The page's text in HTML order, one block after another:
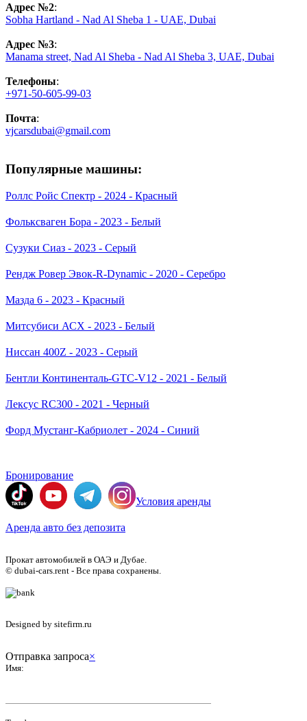
Адрес №2:
Sobha Hartland - Nad Al Sheba 1 - UAE, Dubai
Адрес №3:
Manama street, Nad Al Sheba - Nad Al Sheba 3, UAE, Dubai
Телефоны:
+971-50-605-99-03
Почта:
vjcarsdubai@gmail.com
Популярные машины:
Роллс Ройс Спектр - 2024 - Красный
Фольксваген Бора - 2023 - Белый
Сузуки Сиаз - 2023 - Серый
Рендж Ровер Эвок-R-Dynamic - 2020 - Серебро
Мазда 6 - 2023 - Красный
Митсубиси АСХ - 2023 - Белый
Ниссан 400Z - 2023 - Серый
Бентли Континенталь-GTC-V12 - 2021 - Белый
Лексус RC300 - 2021 - Черный
Форд Мустанг-Кабриолет - 2024 - Синий
Бронирование
Условия аренды
Аренда авто без депозита
Прокат автомобилей в ОАЭ и Дубае.
© dubai-cars.rent - Все права сохранены.
Designed by sitefirm.ru
Отправка запроса×
Имя: